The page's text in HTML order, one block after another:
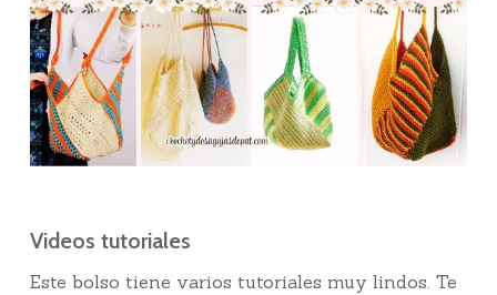
Videos tutoriales
Este bolso tiene varios tutoriales muy lindos. Te